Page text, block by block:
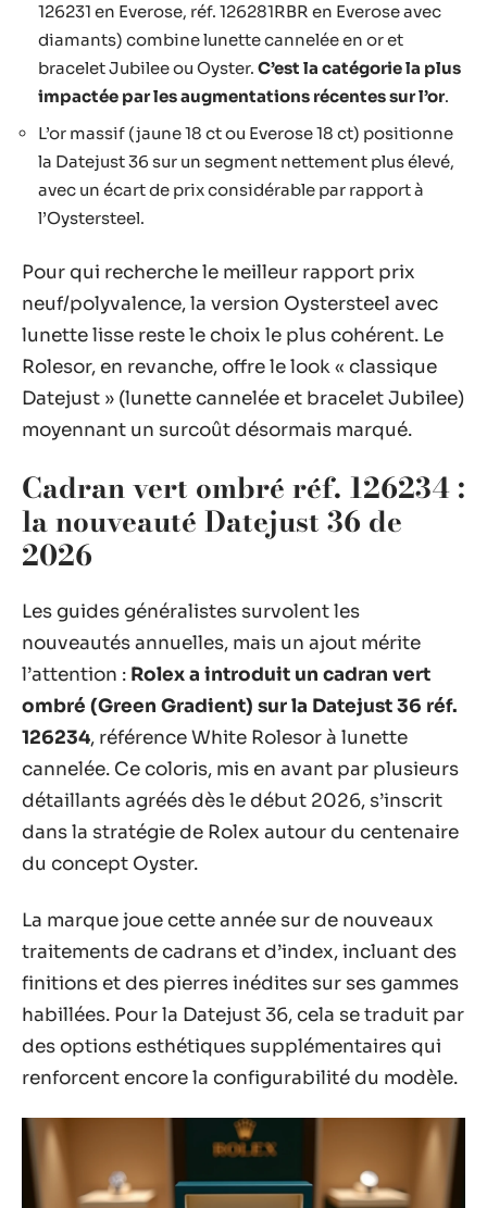
126231 en Everose, réf. 126281RBR en Everose avec
diamants) combine lunette cannelée en or et
bracelet Jubilee ou Oyster. C’est la catégorie la plus
impactée par les augmentations récentes sur l’or.
L’or massif (jaune 18 ct ou Everose 18 ct) positionne
la Datejust 36 sur un segment nettement plus élevé,
avec un écart de prix considérable par rapport à
l’Oystersteel.
Pour qui recherche le meilleur rapport prix
neuf/polyvalence, la version Oystersteel avec
lunette lisse reste le choix le plus cohérent. Le
Rolesor, en revanche, offre le look « classique
Datejust » (lunette cannelée et bracelet Jubilee)
moyennant un surcoût désormais marqué.
Cadran vert ombré réf. 126234 :
la nouveauté Datejust 36 de
2026
Les guides généralistes survolent les
nouveautés annuelles, mais un ajout mérite
l’attention : Rolex a introduit un cadran vert
ombré (Green Gradient) sur la Datejust 36 réf.
126234, référence White Rolesor à lunette
cannelée. Ce coloris, mis en avant par plusieurs
détaillants agréés dès le début 2026, s’inscrit
dans la stratégie de Rolex autour du centenaire
du concept Oyster.
La marque joue cette année sur de nouveaux
traitements de cadrans et d’index, incluant des
finitions et des pierres inédites sur ses gammes
habillées. Pour la Datejust 36, cela se traduit par
des options esthétiques supplémentaires qui
renforcent encore la configurabilité du modèle.